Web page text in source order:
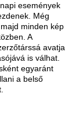
események
Még
minden kép
A
avatja
is válhat.
egyaránt
a belső